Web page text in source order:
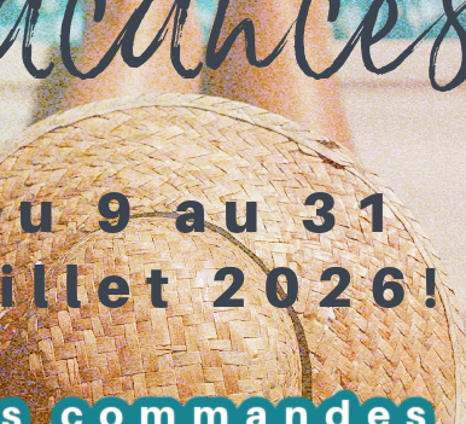
Ranger
pour ranger toutes les petites
les pressions, les charms, les perles, les dés,